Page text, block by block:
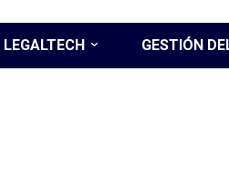
LEGALTECH GESTIÓN